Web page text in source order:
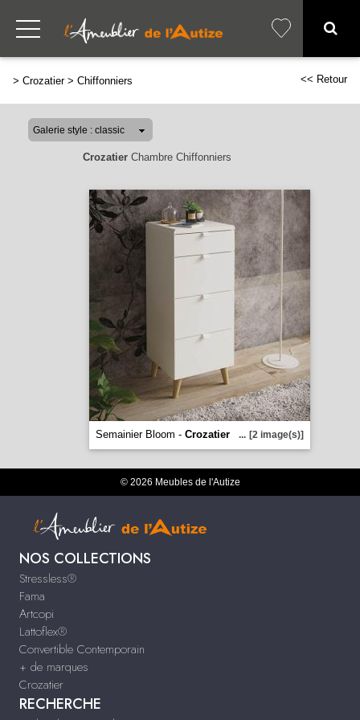
> Crozatier> Chiffonniers << Retour
CrozatierChambre Chiffonniers
Semainier Bloom - Crozatier ... [2 image(s)]
© 2026 Meubles de l'Autize
NOS COLLECTIONS
Stressless®
Fama
Artcopi
Lattoflex®
Convertible Contemporain
+ de marques
Crozatier
RECHERCHE